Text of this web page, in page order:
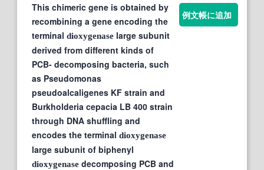
This chimeric gene is obtained by
recombining a gene encoding the
terminal dioxygenase large subunit
derived from different kinds of
PCB- decomposing bacteria, such
as Pseudomonas
pseudoalcaligenes KF strain and
Burkholderia cepacia LB 400 strain
through DNA shuffling and
encodes the terminal dioxygenase
large subunit of biphenyl
dioxygenase decomposing PCB and
例文帳に追加